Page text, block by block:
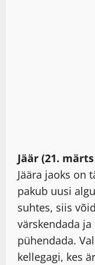
Jäär (21.
Jäära jaoks on
pakub uusi
suhtes, siis
värskendada
pühendada.
kellegagi, kes